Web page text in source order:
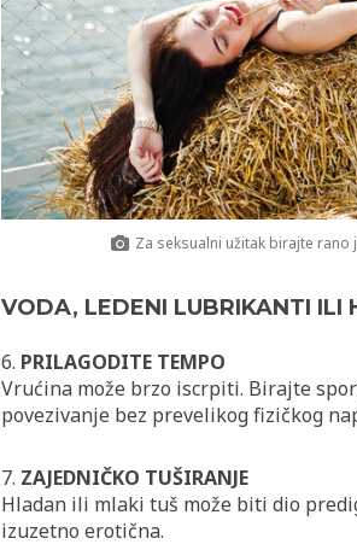
Za seksualni užitak birajte rano
VODA, LEDENI LUBRIKANTI ILI
6. PRILAGODITE TEMPO
Vrućina može brzo iscrpiti. Birajte
povezivanje bez prevelikog fizičkog
7. ZAJEDNIČKO TUŠIRANJE
Hladan ili mlaki tuš može biti dio
izuzetno erotična.